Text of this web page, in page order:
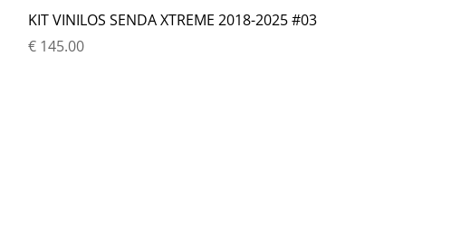
KIT VINILOS SENDA XTREME 2018-2025 #03
€ 145.00